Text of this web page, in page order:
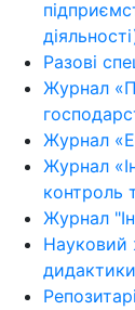
Разові
Журнал
Журнал
Журнал
контроль
Журнал
Науковий